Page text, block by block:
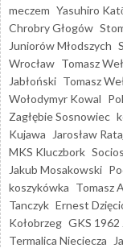
meczem Yasuhiro
Chrobry Głogów
Juniorów Młodszych
Wrocław Tomasz
Jabłoński Tomasz
Wołodymyr Kowal
Zagłębie Sosnowiec
Kujawa
Jarosław
MKS Kluczbork
Jakub Mosakowski
koszykówka Tomasz
Tanczyk Ernest
Kołobrzeg GKS 1962
Termalica Nieciecza